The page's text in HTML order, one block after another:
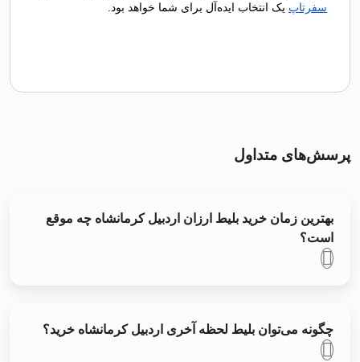
سفرتاپ یک انتخاب ایده‌آل برای شما خواهد بود.
پرسش‌های متداول
بهترین زمان خرید بلیط ارزان اردبیل کرمانشاه چه موقع
است؟
چگونه می‌توان بلیط لحظه آخری اردبیل کرمانشاه خرید؟